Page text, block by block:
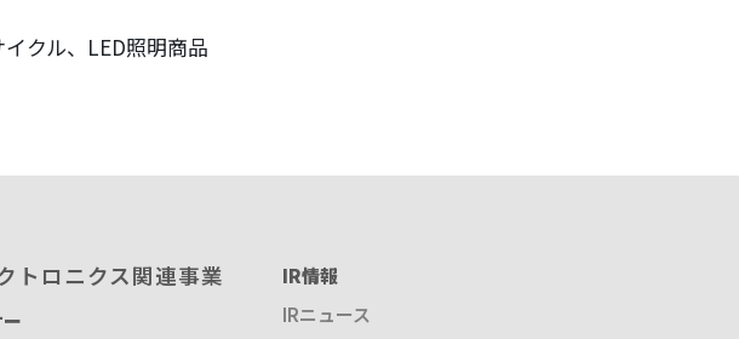
クル、LED照明商品
トロニクス関連事業
IR情報
IRニュース